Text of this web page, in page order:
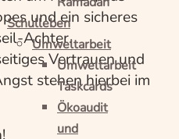
Schulleben
Umweltarbeit
Umweltarbeit
Taskcards
Ökoaudit
und
und ein sicheres
Achter.
Vertrauen und
stehen hierbei im